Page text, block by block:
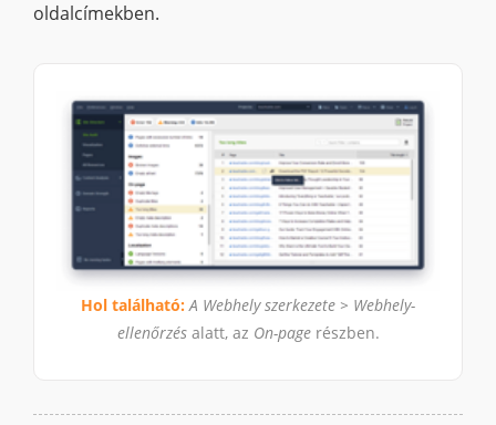
oldalcímekben.
Hol található: A Webhely szerkezete > Webhely-
ellenőrzésalatt, az On-pagerészben.